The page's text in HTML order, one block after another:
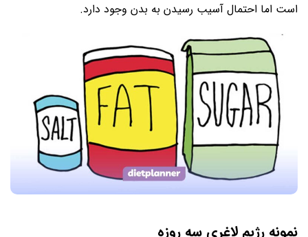
است اما احتمال آسیب رسیدن به بدن وجود دارد.
نمونه رژیم لاغری سه روزه